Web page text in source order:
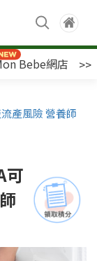
Bebe網店 >>
產風險 營養師
可